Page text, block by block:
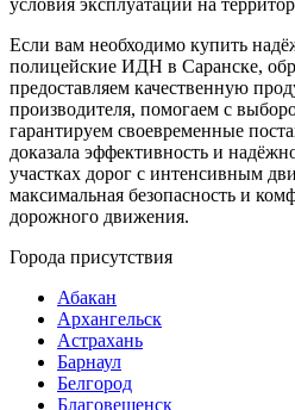
условия эксплуатации на
Если вам необходимо купить
полицейские ИДН в Саранске,
предоставляем качественную
производителя, помогаем с
гарантируем своевременные
доказала эффективность и
участках дорог с интенсивным
максимальная безопасность и
дорожного движения.
Города присутствия
Абакан
Архангельск
Астрахань
Барнаул
Белгород
Благовещенск